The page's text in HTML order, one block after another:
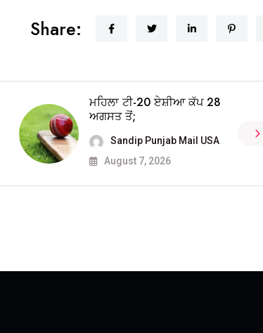
Share:
ਮਹਿਲਾ ਟੀ-20 ਏਸ਼ੀਆ ਕੱਪ 28
ਅਗਸਤ ਤੋਂ;
Sandip Punjab Mail USA
August 7, 2026